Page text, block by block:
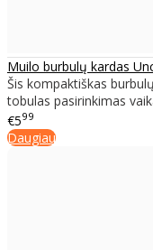
Muilo burbulų kardas
Šis kompaktiškas
tobulas pasirinkimas
€599
Daugiau